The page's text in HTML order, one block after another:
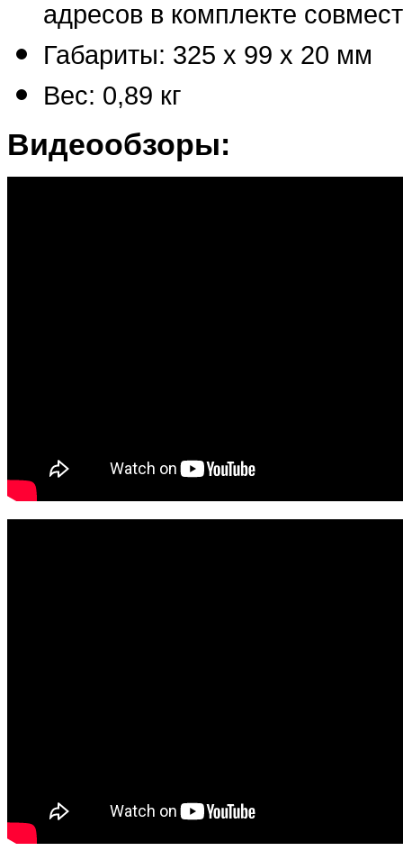
адресов в комплекте
Габариты: 325 x 99 x 20 мм
Вес: 0,89 кг
Видеообзоры: